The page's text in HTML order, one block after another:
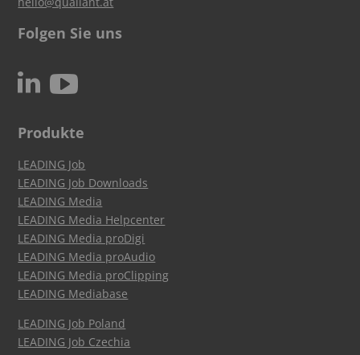
Folgen Sie uns
N c
Produkte
LEADING Job
LEADING Job Downloads
LEADING Media
LEADING Media Helpcenter
LEADING Media proDigi
LEADING Media proAudio
LEADING Media proClipping
LEADING Mediabase
LEADING Job Poland
LEADING Job Czechia